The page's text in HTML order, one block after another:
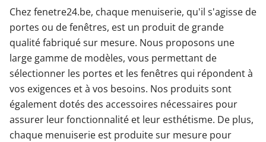
Portes d'entrée
Protections solaires
Garages & Carports
Chez fenetre24.be, chaque menuiserie, qu'il s'agisse de
portes ou de fenêtres, est un produit de grande
qualité fabriqué sur mesure. Nous proposons une
large gamme de modèles, vous permettant de
sélectionner les portes et les fenêtres qui répondent à
vos exigences et à vos besoins. Nos produits sont
également dotés des accessoires nécessaires pour
assurer leur fonctionnalité et leur esthétisme. De plus,
chaque menuiserie est produite sur mesure pour